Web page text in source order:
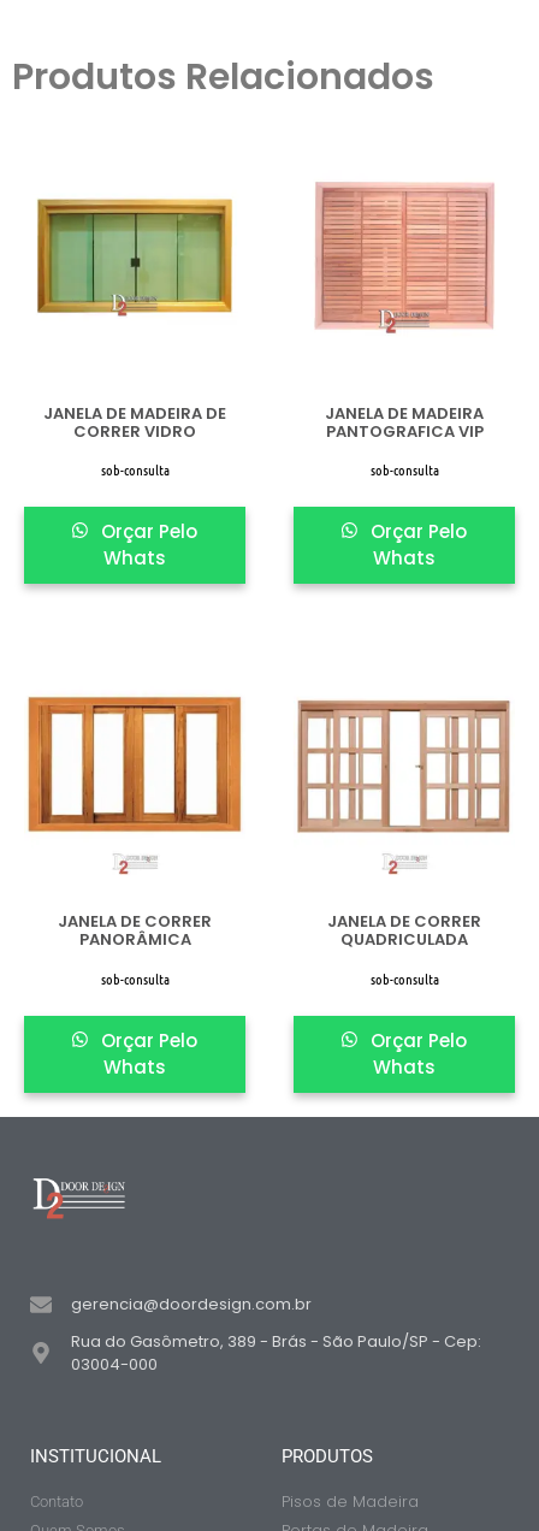
Produtos Relacionados
JANELA DE MADEIRA DE
CORRER VIDRO
sob-consulta
Orçar Pelo
Whats
JANELA DE MADEIRA
PANTOGRAFICA VIP
sob-consulta
Orçar Pelo
Whats
JANELA DE CORRER
PANORÂMICA
sob-consulta
Orçar Pelo
Whats
JANELA DE CORRER
QUADRICULADA
sob-consulta
Orçar Pelo
Whats
gerencia@doordesign.com.br
Rua do Gasômetro, 389 - Brás - São Paulo/SP - Cep:
03004-000
INSTITUCIONAL
Contato
PRODUTOS
Pisos de Madeira